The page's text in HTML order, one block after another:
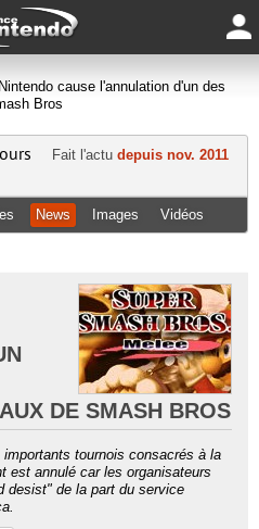
cause l'annulation d'un des
Bros
Fait l'actu depuis nov. 2011
News Images Vidéos
DE SMASH BROS
tournois consacrés à la
est annulé car les organisateurs
desist" de la part du service